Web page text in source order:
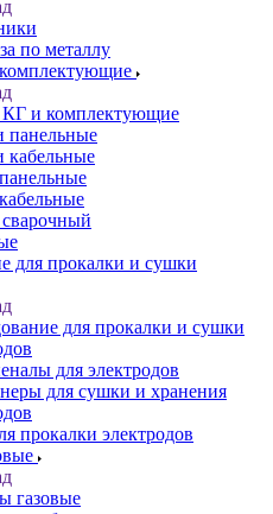
по металлу
КГ и комплектующие
панельные
кабельные
для прокалки и сушки
для прокалки и сушки
для электродов
для сушки и хранения
прокалки электродов
газовые